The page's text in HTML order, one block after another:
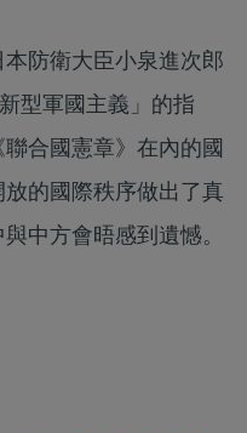
防衛大臣小泉進次郎
型軍國主義」的指
合國憲章》在內的國
的國際秩序做出了真
中方會晤感到遺憾。